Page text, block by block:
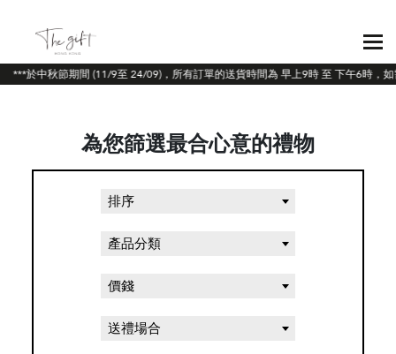
***於中秋節期間 (11/9至 24/09)，所有訂單的送貨時間為 早上9時 至 下午6時，
為您篩選最合心意的禮物
排序
產品分類
價錢
送禮場合